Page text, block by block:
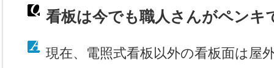
看板は今でも職人さんがペンキ
現在、電照式看板以外の看板面は屋